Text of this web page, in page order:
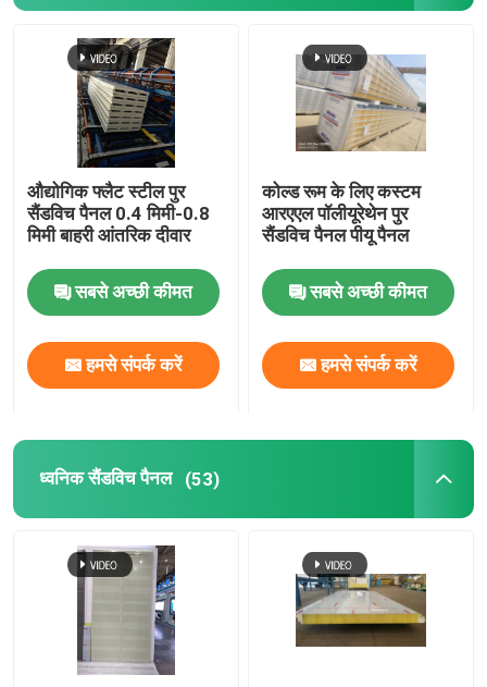
औद्योगिक फ्लैट स्टील पुर
सैंडविच पैनल 0.4 मिमी-0.8
मिमी बाहरी आंतरिक दीवार
सबसे अच्छी कीमत
हमसे संपर्क करें
कोल्ड रूम के लिए कस्टम
आरएएल पॉलीयूरेथेन पुर
सैंडविच पैनल पीयू पैनल
सबसे अच्छी कीमत
हमसे संपर्क करें
ध्वनिक सैंडविच पैनल (53)